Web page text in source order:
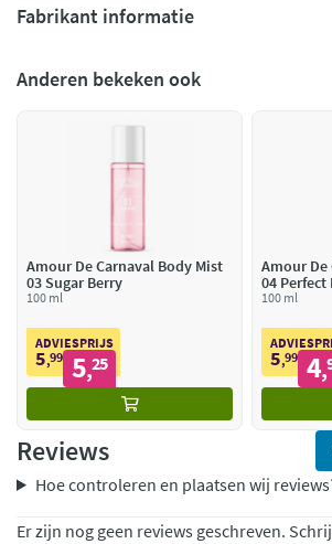
Fabrikant informatie
Anderen bekeken ook
Amour De Carnaval Body Mist
03 Sugar Berry
100 ml
ADVIESPRIJS
5,99 5,25
Amour De
04 Perfect
100 ml
5,99 4,
Reviews
Hoe controleren en plaatsen wij
Er zijn nog geen reviews geschreven.